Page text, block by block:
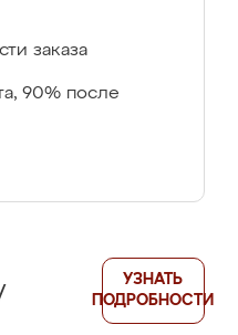
заказа
90% после
УЗНАТЬ
ПОДРОБНОСТИ